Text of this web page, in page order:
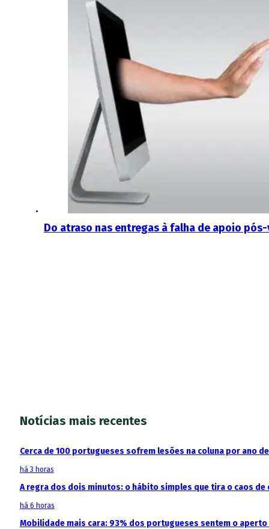
Do atraso nas entregas à falha de apoio
Notícias mais recentes
Cerca de 100 portugueses sofrem lesões na coluna por ano
há 3 horas
A regra dos dois minutos: o hábito simples que tira o caos de
há 6 horas
Mobilidade mais cara: 93% dos portugueses sentem o